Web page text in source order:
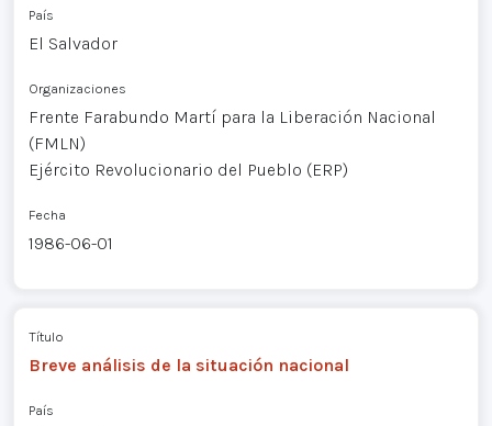
País
El Salvador
Organizaciones
Frente Farabundo Martí para la Liberación Nacional
(FMLN)
Ejército Revolucionario del Pueblo (ERP)
Fecha
1986-06-01
Título
Breve análisis de la situación nacional
País